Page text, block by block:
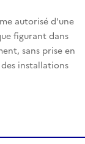
autorisé d'une
figurant dans
sans prise en
installations